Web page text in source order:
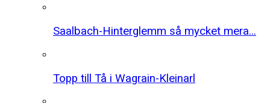
Saalbach-Hinterglemm så mycket mera...
Topp till Tå i Wagrain-Kleinarl